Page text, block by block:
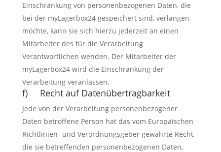
Einschränkung von personenbezogenen Daten, die
bei der myLagerbox24 gespeichert sind, verlangen
möchte, kann sie sich hierzu jederzeit an einen
Mitarbeiter des für die Verarbeitung
Verantwortlichen wenden. Der Mitarbeiter der
myLagerbox24 wird die Einschränkung der
Verarbeitung veranlassen.
f) Recht auf Datenübertragbarkeit
Jede von der Verarbeitung personenbezogener
Daten betroffene Person hat das vom Europäischen
Richtlinien- und Verordnungsgeber gewährte Recht,
die sie betreffenden personenbezogenen Daten,